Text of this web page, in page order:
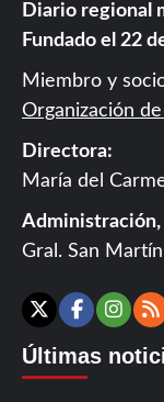
Diario regional
Fundado el 22
Miembro y
Organización
Directora:
María del
Administración,
Gral. San
X
Últimas